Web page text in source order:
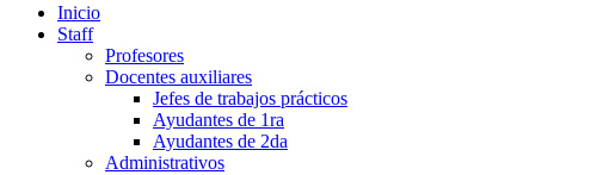
Inicio
Staff
Profesores
Docentes auxiliares
Jefes de trabajos prácticos
Ayudantes de 1ra
Ayudantes de 2da
Administrativos